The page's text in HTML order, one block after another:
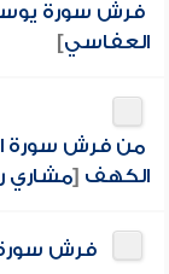
فرش سورة
العفاسي]
من فرش سورة
الكهف [مشاري
فرش